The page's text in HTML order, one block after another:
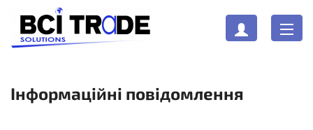
Інформаційні повідомлення